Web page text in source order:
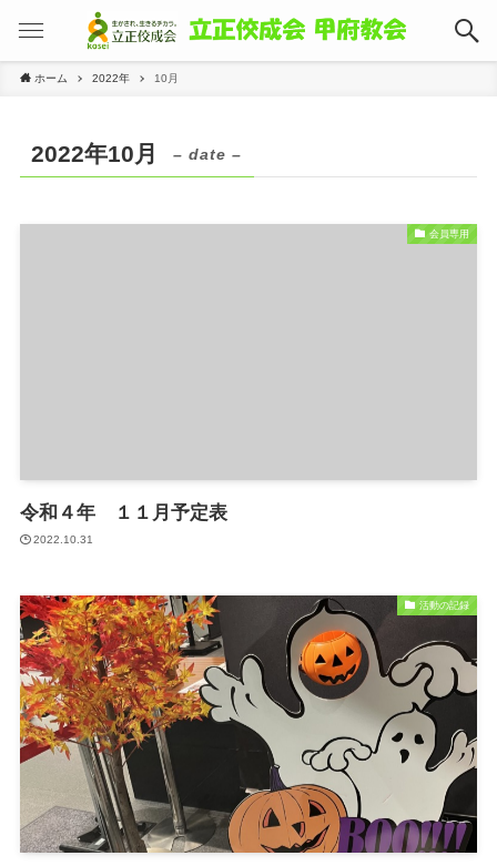
ホーム 2022年 10月
2022年10月 – date –
会員専用
令和４年 １１月予定表
2022.10.31
活動の記録